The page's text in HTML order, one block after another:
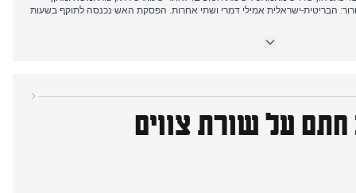
הבריטית-ישראלית אמילי דמרי ושתי אחרות. הפסקת האש נכנסה לתוקף בשעות
נכנסים לעזה, ואחריהם סיקור מתוח של העברת החטופות. בערב פורסמו תמונות
אירופאים הזהירו מפני שובו של טראמפ לשלטון.
חתם על שורת צווים